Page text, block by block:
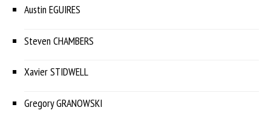
Austin EGUIRES
Steven CHAMBERS
Xavier STIDWELL
Gregory GRANOWSKI